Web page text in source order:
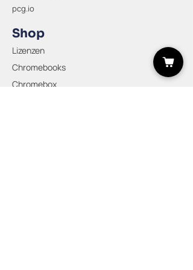
für ihre Nutzer festlegen, oder diese eigene
pcg.io
Shop
Lizenzen
Chromebooks
Chromebox